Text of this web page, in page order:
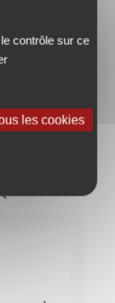
contrôle sur ce
les cookies